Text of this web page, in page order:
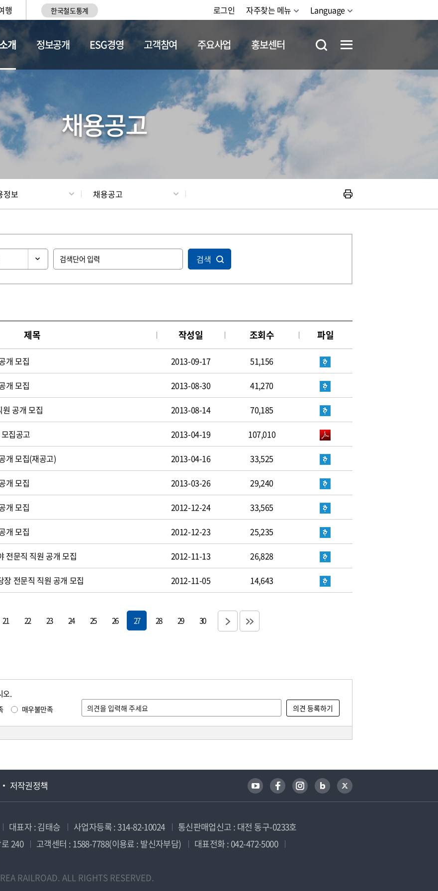
행 한국철도통계 로그인 자주찾는 메뉴 Language
개
채용정보
정보공개 ESG경영 고객참여 주요사업 홍보센터
채용공고
정보 채용공고
검색
제목 작성일 조회수 파일
개 모집 2013-09-17 51,156
개 모집 2013-08-30 41,270
공개 모집 2013-08-14 70,185
집공고 2013-04-19 107,010
개 모집(재공고) 2013-04-16 33,525
개 모집 2013-03-26 29,240
개 모집 2012-12-24 33,565
개 모집 2012-12-23 25,235
전문직 직원 공개 모집 2012-11-13 26,828
전문직 직원 공개 모집 2012-11-05 14,643
21 22 23 24 25 26 27 28 29 30
오.
매우불만족
저작권정책
대표자 : 김태승 사업자등록 : 314-82-10024
통신판매업신고 : 대전 동구-0233호
240
고객센터 : 1588-7788(이용료 : 발신자부담)
대표전화 : 042-472-5000
RAILROAD. ALL RIGHTS RESERVED.